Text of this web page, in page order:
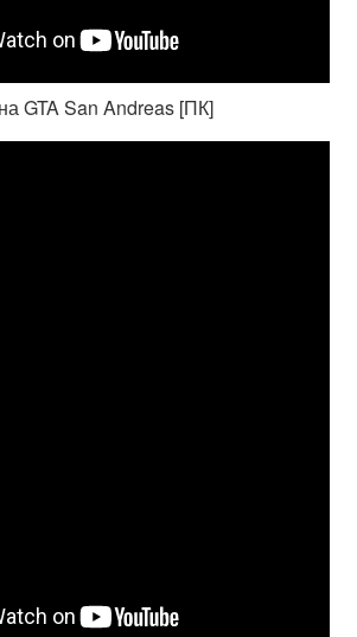
GTA San Andreas [ПК]